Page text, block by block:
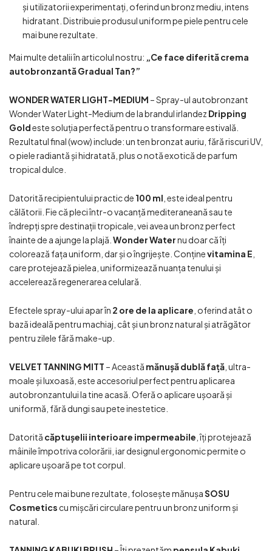
și utilizatorii experimentați, oferind un bronz mediu, intens
hidratant. Distribuie produsul uniform pe piele pentru cele
mai bune rezultate.
Mai multe detalii în articolul nostru: „Ce face diferită crema
autobronzantă Gradual Tan?”
WONDER WATER LIGHT-MEDIUM – Spray-ul autobronzant
Wonder Water Light-Medium de la brandul irlandez Dripping
Goldeste soluția perfectă pentru o transformare estivală.
Rezultatul final (wow) include: un ten bronzat auriu, fără riscuri UV,
o piele radiantă și hidratată, plus o notă exotică de parfum
tropical dulce.
Datorită recipientului practic de 100 ml , este ideal pentru
călătorii. Fie că pleci într-o vacanță mediteraneană sau te
îndrepți spre destinații tropicale, vei avea un bronz perfect
înainte de a ajunge la plajă. Wonder Waternu doar că îți
colorează fața uniform, dar și o îngrijește. Conținevitamina E
care protejează pielea, uniformizează nuanța tenului și
accelerează regenerarea celulară.
Efectele spray-ului apar în 2 ore de la aplicare , oferind atât o
bază ideală pentru machiaj, cât și un bronz natural și atrăgător
pentru zilele fără make-up.
VELVET TANNING MITT – Această mănușă dublă față , ultra-
moale și luxoasă, este accesoriul perfect pentru aplicarea
autobronzantului la tine acasă. Oferă o aplicare ușoară și
uniformă, fără dungi sau pete inestetice.
Datorită căptușelii interioare impermeabile , îți protejează
mâinile împotriva colorării, iar designul ergonomic permite o
aplicare ușoară pe tot corpul.
Pentru cele mai bune rezultate, folosește mănușaSOSU
Cosmetics cu mișcări circulare pentru un bronz uniform și
natural.